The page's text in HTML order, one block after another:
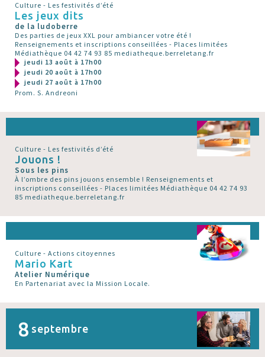
Culture - Les festivités d’été
Les jeux dits
de la ludoberre
Des parties de jeux XXL pour ambiancer votre été !
Renseignements et inscriptions conseillées - Places limitées
Médiathèque 04 42 74 93 85 mediatheque.berreletang.fr
jeudi 13 août à 17h00
jeudi 20 août à 17h00
jeudi 27 août à 17h00
Prom. S. Andreoni
Culture - Les festivités d’été
Jouons !
Sous les pins
À l’ombre des pins jouons ensemble ! Renseignements et
inscriptions conseillées - Places limitées Médiathèque 04 42 74 93
85 mediatheque.berreletang.fr
Culture - Actions citoyennes
Mario Kart
Atelier Numérique
En Partenariat avec la Mission Locale.
8 septembre